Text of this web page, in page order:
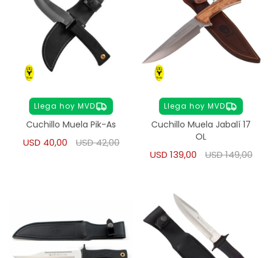
Llega hoy MVD
Cuchillo Muela Pik-As
USD 40,00 USD42,00
Llega hoy MVD
Cuchillo Muela Jabalí 17
OL
USD 139,00 USD149,00